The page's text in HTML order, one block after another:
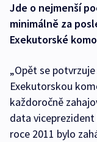
Jde o nejmenší
minimálně za
Exekutorské
„Opět se
Exekutorskou
každoročně
data
roce 2011 bylo